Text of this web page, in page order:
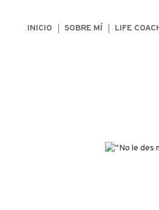
INICIO SOBRE MÍ LIFE